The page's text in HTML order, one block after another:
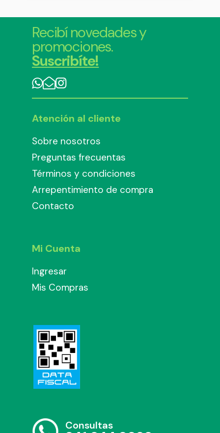
Recibí novedades y
promociones.
Suscribíte!
Atención al cliente
Sobre nosotros
Preguntas frecuentas
Términos y condiciones
Arrepentimiento de compra
Contacto
Mi Cuenta
Ingresar
Mis Compras
Consultas